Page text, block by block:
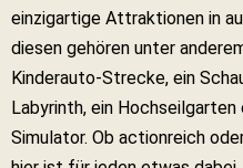
einzigartige Attraktionen in
diesen gehören unter
Kinderauto-Strecke, ein
Labyrinth, ein
Simulator. Ob actionreich